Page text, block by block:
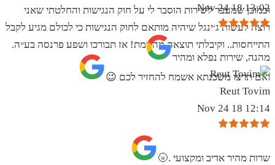
וכמובן שמעבר לשירות הוסבר לי על חוק הנגישות והחלטתי שאני
רוצה לעשות ג׳ינגל שיהיה מותאם לחוק הנגישות כי לכולם מגיע לקבל
התייחסות.. וקיבלתי תוצאה מהממת! אז תבורכו ושפע פרנסה בע״ה.
ואם תרצו משכנתא אשמח להחזיר לכם 😉
13:02 18 Nov 24
מהנה, שירות נפלא ומהיר
Reut Tovim
12:14 18 Nov 24
שרות מהיר אדיב ומקצועי .🌝